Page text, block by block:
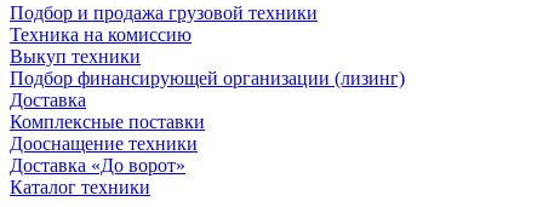
Подбор и продажа грузовой техники
Техника на комиссию
Выкуп техники
Подбор финансирующей организации (лизинг)
Доставка
Комплексные поставки
Дооснащение техники
Доставка «До ворот»
Каталог техники